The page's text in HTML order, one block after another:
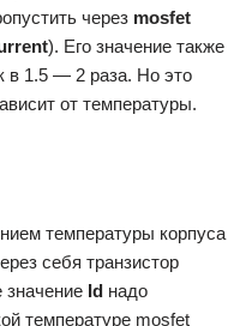
через mosfet
). Его значение также
в 1.5 — 2 раза. Но это
от температуры.
температуры корпуса
себя транзистор
Id надо
температуре mosfet